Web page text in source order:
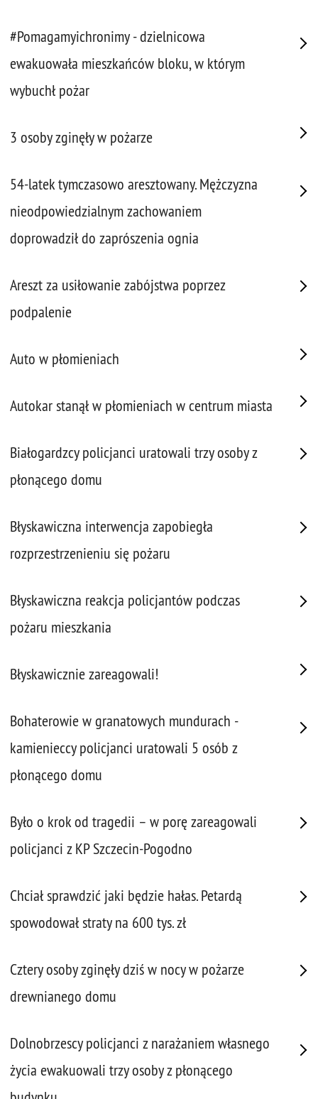
#Pomagamyichronimy - dzielnicowa
ewakuowała mieszkańców bloku, w którym
wybuchł pożar
3 osoby zginęły w pożarze
54-latek tymczasowo aresztowany. Mężczyzna
nieodpowiedzialnym zachowaniem
doprowadził do zaprószenia ognia
Areszt za usiłowanie zabójstwa poprzez
podpalenie
Auto w płomieniach
Autokar stanął w płomieniach w centrum miasta
Białogardzcy policjanci uratowali trzy osoby z
płonącego domu
Błyskawiczna interwencja zapobiegła
rozprzestrzenieniu się pożaru
Błyskawiczna reakcja policjantów podczas
pożaru mieszkania
Błyskawicznie zareagowali!
Bohaterowie w granatowych mundurach -
kamienieccy policjanci uratowali 5 osób z
płonącego domu
Było o krok od tragedii – w porę zareagowali
policjanci z KP Szczecin-Pogodno
Chciał sprawdzić jaki będzie hałas. Petardą
spowodował straty na 600 tys. zł
Cztery osoby zginęły dziś w nocy w pożarze
drewnianego domu
Dolnobrzescy policjanci z narażaniem własnego
życia ewakuowali trzy osoby z płonącego